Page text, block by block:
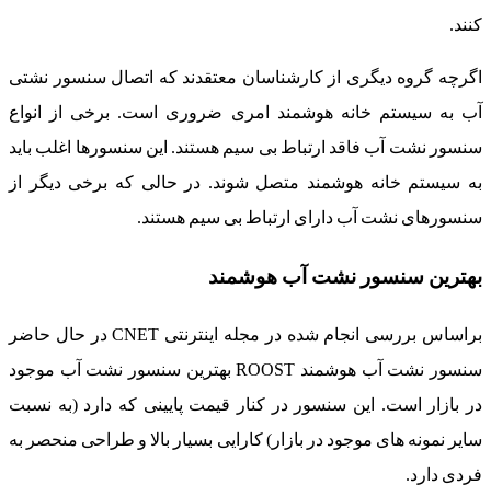
کنند.
اگرچه گروه دیگری از کارشناسان معتقدند که اتصال سنسور نشتی
آب به سیستم خانه هوشمند امری ضروری است. برخی از انواع
سنسور نشت آب فاقد ارتباط بی سیم هستند. این سنسورها اغلب باید
به سیستم خانه هوشمند متصل شوند. در حالی که برخی دیگر از
سنسورهای نشت آب دارای ارتباط بی سیم هستند.
بهترین سنسور نشت آب هوشمند
براساس بررسی انجام شده در مجله اینترنتی CNET در حال حاضر
سنسور نشت آب هوشمند ROOST بهترین سنسور نشت آب موجود
در بازار است. این سنسور در کنار قیمت پایینی که دارد (به نسبت
سایر نمونه های موجود در بازار) کارایی بسیار بالا و طراحی منحصر به
فردی دارد.